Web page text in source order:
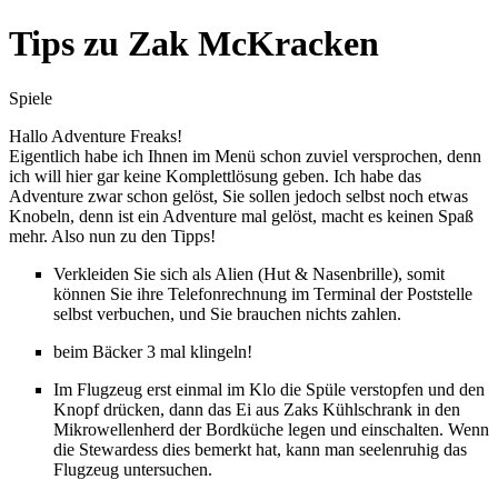
Tips zu Zak McKracken
Spiele
Hallo Adventure Freaks!
Eigentlich habe ich Ihnen im Menü schon zuviel versprochen, denn
ich will hier gar keine Komplettlösung geben. Ich habe das
Adventure zwar schon gelöst, Sie sollen jedoch selbst noch etwas
Knobeln, denn ist ein Adventure mal gelöst, macht es keinen Spaß
mehr. Also nun zu den Tipps!
Verkleiden Sie sich als Alien (Hut & Nasenbrille), somit
können Sie ihre Telefonrechnung im Terminal der Poststelle
selbst verbuchen, und Sie brauchen nichts zahlen.
beim Bäcker 3 mal klingeln!
Im Flugzeug erst einmal im Klo die Spüle verstopfen und den
Knopf drücken, dann das Ei aus Zaks Kühlschrank in den
Mikrowellenherd der Bordküche legen und einschalten. Wenn
die Stewardess dies bemerkt hat, kann man seelenruhig das
Flugzeug untersuchen.